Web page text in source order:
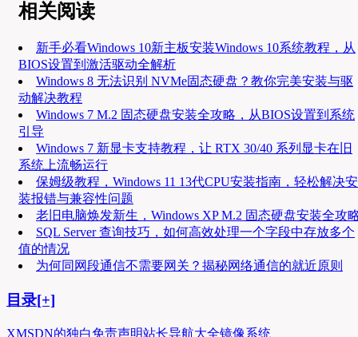
相关阅读
新手必看Windows 10新主板安装Windows 10系统教程，从
BIOS设置到激活驱动全解析
Windows 8 无法识别 NVMe固态硬盘？教你完美安装与驱
动解决教程
Windows 7 M.2 固态硬盘安装全攻略，从BIOS设置到系统
引导
Windows 7 新显卡支持教程，让 RTX 30/40 系列显卡在旧
系统上流畅运行
保姆级教程，Windows 11 13代CPU安装指南，轻松解决安
装报错与兼容性问题
老旧电脑焕发新生，Windows XP M.2 固态硬盘安装全攻
SQL Server 查询技巧，如何高效处理一个字段中存放多个
值的情况
为何同网段通信不需要网关？揭秘网络通信的就近原则
目录[+]
XMSDN的独白免责声明站长导航大全镜像系统